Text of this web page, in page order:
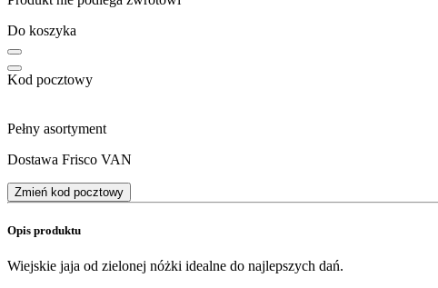
Do koszyka
Kod pocztowy
Pełny asortyment
Dostawa Frisco VAN
Zmień kod pocztowy
Opis produktu
Wiejskie jaja od zielonej nóżki idealne do najlepszych dań.